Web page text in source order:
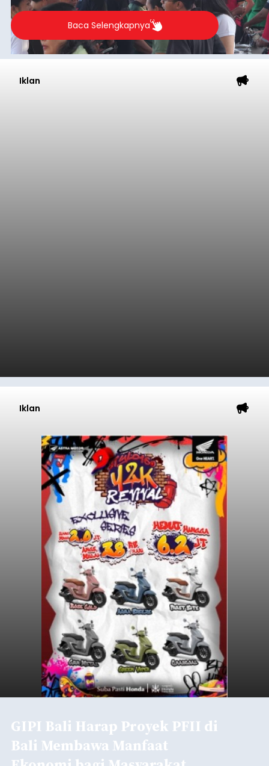
Baca Selengkapnya
Iklan
Iklan
GIPI Bali Harap Proyek PFII di
Bali Membawa Manfaat